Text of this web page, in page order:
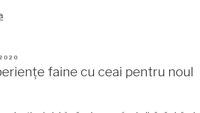
verde
și
baie”
faine cu ceai pentru noul